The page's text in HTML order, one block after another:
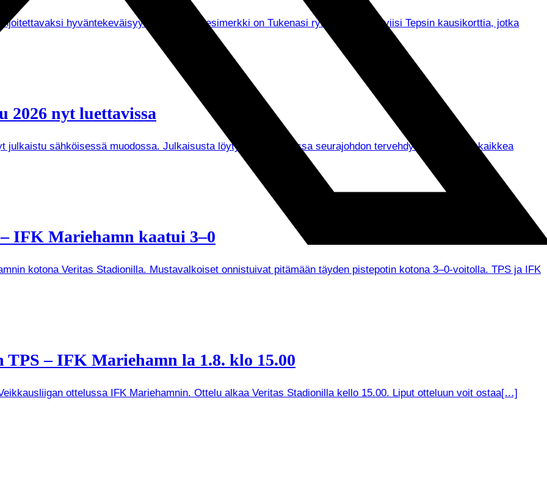
hyväntekeväisyyteen. Tuorein esimerkki on Tukenasi ry:lle lahjoitetut viisi Tepsin kausikorttia, jotka
nyt luettavissa
julkaistu sähköisessä muodossa. Julkaisusta löytyy muun muassa seurajohdon tervehdykset ja ennen kaikkea
IFK Mariehamn kaatui 3–0
kotona Veritas Stadionilla. Mustavalkoiset onnistuivat pitämään täyden pistepotin kotona 3–0-voitolla. TPS ja IFK
– IFK Mariehamn la 1.8. klo 15.00
ottelussa IFK Mariehamnin. Ottelu alkaa Veritas Stadionilla kello 15.00. Liput otteluun voit ostaa[…]